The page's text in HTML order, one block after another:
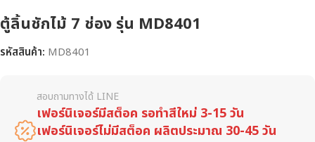
ตู้ลิ้นชักไม้ 7 ช่อง รุ่น MD8401
รหัสสินค้า: MD8401
สอบถามทางได้ LINE
เฟอร์นิเจอร์มีสต็อค รอทำสีใหม่ 3-15 วัน
เฟอร์นิเจอร์ไม่มีสต็อค ผลิตประมาณ 30-45 วัน